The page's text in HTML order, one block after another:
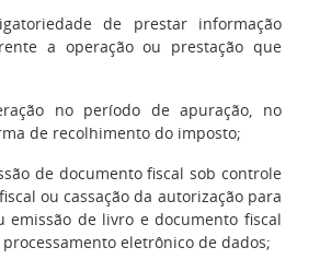
de prestar informação
a operação ou prestação que
no período de apuração, no
de recolhimento do imposto;
de documento fiscal sob controle
ou cassação da autorização para
emissão de livro e documento fiscal
eletrônico de dados;